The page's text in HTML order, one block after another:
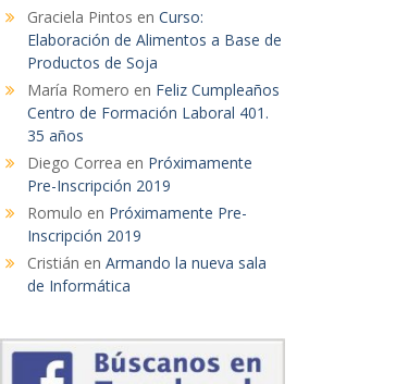
Graciela Pintos en Curso:
Elaboración de Alimentos a Base de
Productos de Soja
María Romero en Feliz Cumpleaños
Centro de Formación Laboral 401.
35 años
Diego Correa en Próximamente
Pre-Inscripción 2019
Romulo en Próximamente Pre-
Inscripción 2019
Cristián en Armando la nueva sala
de Informática